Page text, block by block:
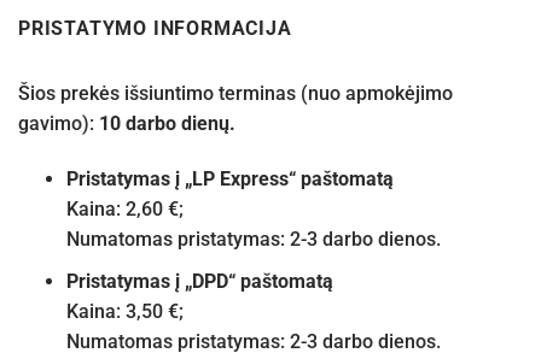
PRISTATYMO INFORMACIJA
Šios prekės išsiuntimo terminas (nuo apmokėjimo
gavimo): 10 darbo dienų.
Pristatymas į „LP Express“ paštomatą
Kaina: 2,60 €;
Numatomas pristatymas: 2-3 darbo dienos.
Pristatymas į „DPD“ paštomatą
Kaina: 3,50 €;
Numatomas pristatymas: 2-3 darbo dienos.